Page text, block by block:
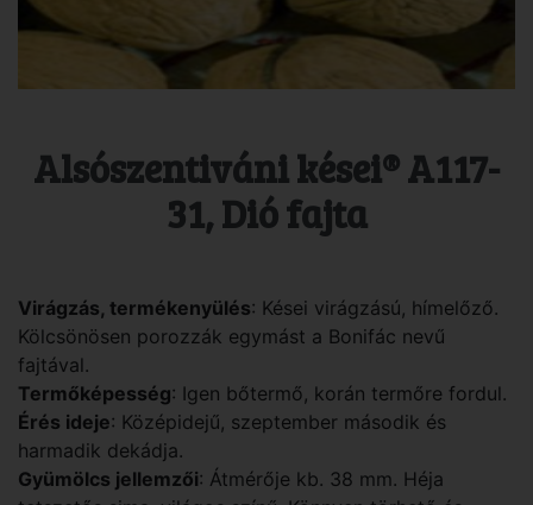
Alsószentiváni kései® A117-
31, Dió fajta
Virágzás, termékenyülés: Kései virágzású, hímelőző.
Kölcsönösen porozzák egymást a Bonifác nevű
fajtával.
Termőképesség: Igen bőtermő, korán termőre fordul.
Érés ideje: Középidejű, szeptember második és
harmadik dekádja.
Gyümölcs jellemzői: Átmérője kb. 38 mm. Héja